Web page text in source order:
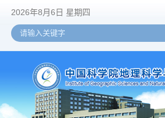
2026年8月6日 星期四